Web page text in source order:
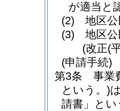
が適当と
(2)
地区
(3)
地区
(改正(
(申請手続)
第3条
事業
という。)
請書」とい